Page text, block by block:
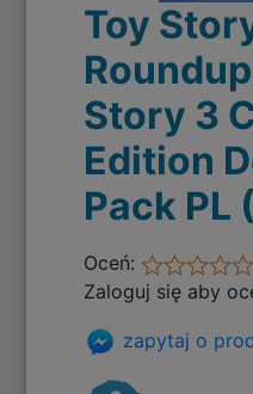
Toy
Story 3
Edition
Pack PL
Oceń:
Zaloguj się aby
zapytaj o